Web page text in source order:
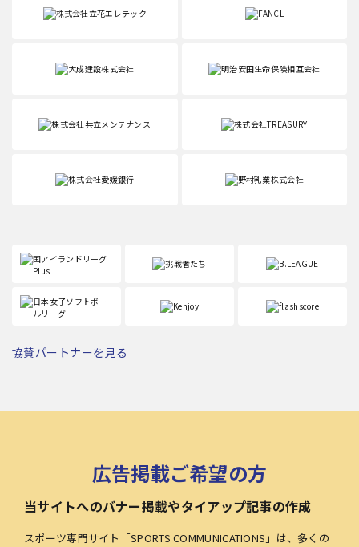
協賛パートナーを見る
広告掲載ご希望の方
当サイトへのバナー掲載やタイアップ記事の作成
スポーツ専門サイト「SPORTS COMMUNICATIONS」は、多くの